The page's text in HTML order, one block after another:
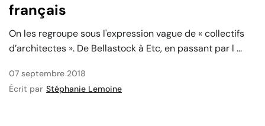
français
On les regroupe sous l'expression vague de « collectifs
d’architectes ». De Bellastock à Etc, en passant par l ...
07 septembre 2018
Écrit par Stéphanie Lemoine